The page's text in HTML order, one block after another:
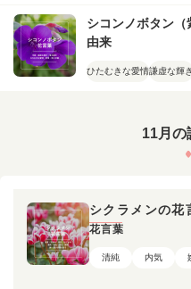
シコンノボタン
由来
ひたむきな愛情謙虚な輝き
11月の
シクラメンの花
花言葉
清純 内気